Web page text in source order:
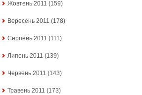
Жовтень 2011 (159)
Вересень 2011 (178)
Серпень 2011 (111)
Липень 2011 (139)
Червень 2011 (143)
Травень 2011 (173)